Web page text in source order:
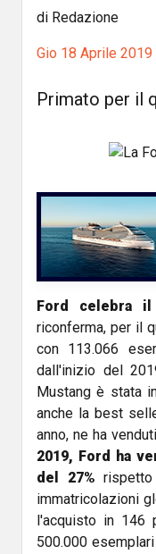
di Redazione
Gio 18 Aprile 2019
Primato per il
Ford celebra il
riconferma, per il
con 113.066
dall'inizio del
Mustang è stata
anche la best
anno, ne ha
2019, Ford ha
del 27%
immatricolazioni
l'acquisto in 146
500.000